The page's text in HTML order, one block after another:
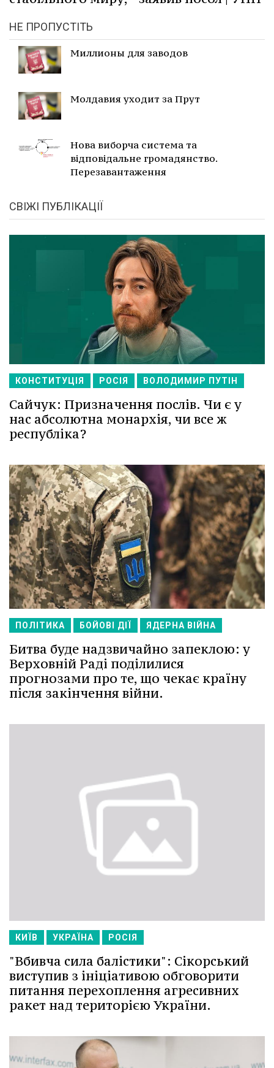
НЕ ПРОПУСТІТЬ
Миллионы для заводов
Молдавия уходит за Прут
Нова виборча система та
відповідальне громадянство.
Перезавантаження
СВІЖІ ПУБЛІКАЦІЇ
КОНСТИТУЦІЯ РОСІЯ ВОЛОДИМИР ПУТІН
Сайчук: Призначення послів. Чи є у
нас абсолютна монархія, чи все ж
республіка?
ПОЛІТИКА БОЙОВІ ДІЇ ЯДЕРНА ВІЙНА
Битва буде надзвичайно запеклою: у
Верховній Раді поділилися
прогнозами про те, що чекає країну
після закінчення війни.
КИЇВ УКРАЇНА РОСІЯ
"Вбивча сила балістики": Сікорський
виступив з ініціативою обговорити
питання перехоплення агресивних
ракет над територією України.